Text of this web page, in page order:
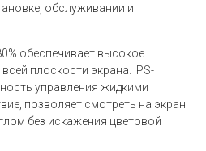
обслуживании и
обеспечивает высокое
плоскости экрана. IPS-
управления жидкими
позволяет смотреть на экран
без искажения цветовой